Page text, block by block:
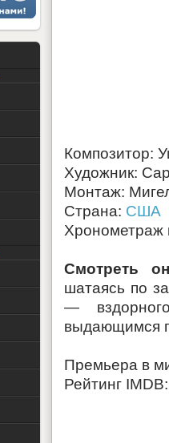
Композитор:
Художник:
Монтаж:
Страна: США
Хронометраж
Смотреть
шатаясь по
—
выдающимся
Премьера в
Рейтинг